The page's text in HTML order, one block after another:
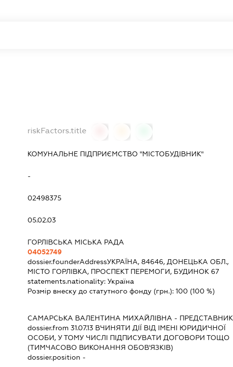
riskFactors.title
КОМУНАЛЬНЕ ПІДПРИЄМСТВО "МІСТОБУДІВНИК"
-
02498375
05.02.03
ГОРЛІВСЬКА МІСЬКА РАДА
04052749
dossier.founderAddressУКРАЇНА, 84646, ДОНЕЦЬКА ОБЛ.,
МІСТО ГОРЛІВКА, ПРОСПЕКТ ПЕРЕМОГИ, БУДИНОК 67
statements.nationality: Україна
Розмір внеску до статутного фонду (грн.): 100 (100 %)
САМАРСЬКА ВАЛЕНТИНА МИХАЙЛІВНА - ПРЕДСТАВНИК
dossier.from 31.07.13ВЧИНЯТИ ДІЇ ВІД ІМЕНІ ЮРИДИЧНОЇ
ОСОБИ, У ТОМУ ЧИСЛІ ПІДПИСУВАТИ ДОГОВОРИ ТОЩО
(ТИМЧАСОВО ВИКОНАННЯ ОБОВ'ЯЗКІВ)
dossier.position -